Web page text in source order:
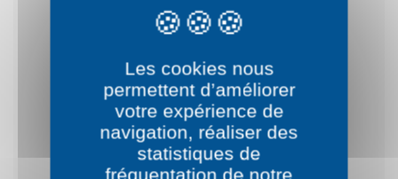
Les cookies nous
permettent d’améliorer
votre expérience de
navigation, réaliser des
statistiques de
fréquentation de notre